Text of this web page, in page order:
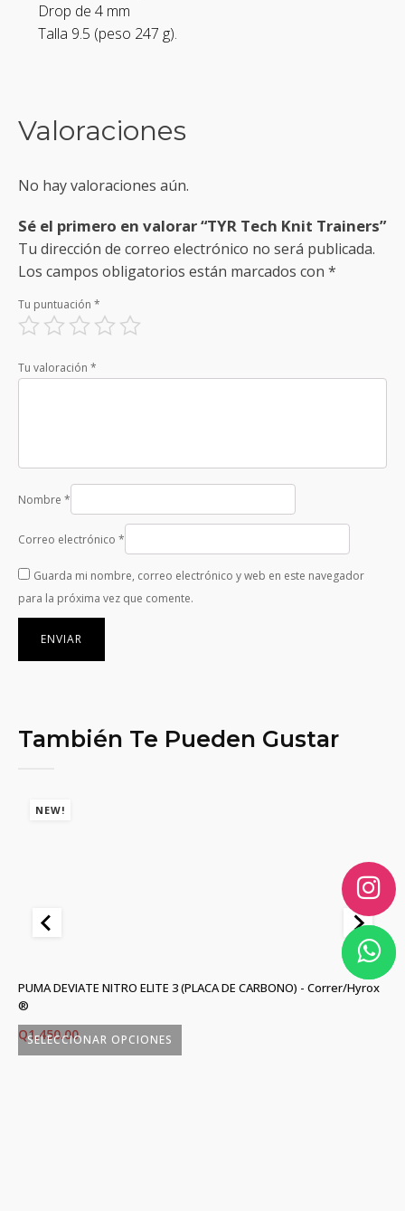
Drop de 4 mm
Talla 9.5 (peso 247 g).
Valoraciones
No hay valoraciones aún.
Sé el primero en valorar “TYR Tech Knit Trainers”
Tu dirección de correo electrónico no será publicada.
Los campos obligatorios están marcados con *
Tu puntuación *
Tu valoración *
Nombre *
Correo electrónico *
Guarda mi nombre, correo electrónico y web en este navegador
para la próxima vez que comente.
También Te Pueden Gustar
NEW!
SELECCIONAR OPCIONES
PUMA DEVIATE NITRO ELITE 3 (PLACA DE CARBONO) - Correr/Hyrox
®
Q1,450.00